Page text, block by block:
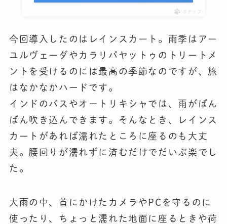
ポチップ
今回導入したのはレインスカート。雨季はアー
ユルヴェーダやカラリパヤットゥのトリートメ
ントを受けるのには最高の季節なのですが、旅
はなかなかハードです。
インドのバスやオートリキシャでは、雨がばん
ばん吹き込んできます。そんなとき、レインス
カートがあれば濡れたところに座るのも大丈
夫。腰回りが濡れずに済むだけでだいぶ楽でし
た。
大雨の中、首にかけたカメラやPCを守るのに
使ったり、ちょっと濡れた地面に座るときや荷